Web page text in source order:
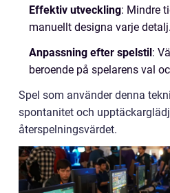
Effektiv utveckling: Mindre
manuellt designa varje detalj.
Anpassning efter spelstil :
beroende på spelarens val
Spel som använder denna
spontanitet och
återspelningsvärdet.